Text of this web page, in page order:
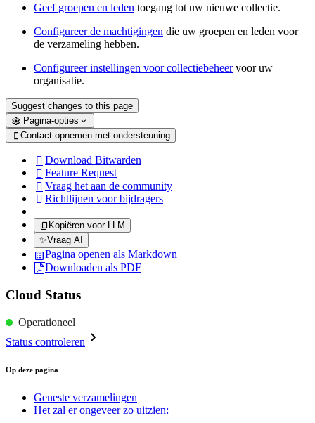
Geef groepen en leden toegang tot uw nieuwe collectie.
Configureer de machtigingen die uw groepen en leden voor
de verzameling hebben.
Configureer instellingen voor collectiebeheervoor uw
organisatie.
Suggest changes to this page
Pagina-opties
 Contact opnemen met ondersteuning
 Download Bitwarden
 Feature Request
 Vraag het aan de community
 Richtlijnen voor bijdragers
Kopiëren voor LLM
✨Vraag AI
Pagina openen als Markdown
Downloaden als PDF
Cloud Status
Operationeel
Status controleren
Op deze pagina
Geneste verzamelingen
Het zal er ongeveer zo uitzien: